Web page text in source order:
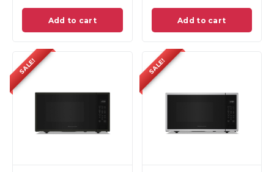
Add to cart Add to cart
SALE! SALE!